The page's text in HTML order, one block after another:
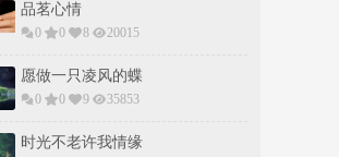
品茗心情
0 0 8 20015
愿做一只凌风的蝶
0 0 9 35853
时光不老许我情缘